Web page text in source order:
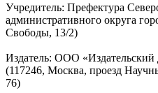
Учредитель: Префектура
административного округа
Свободы, 13/2)
Издатель: ООО «Издательский
(117246, Москва, проезд
76)